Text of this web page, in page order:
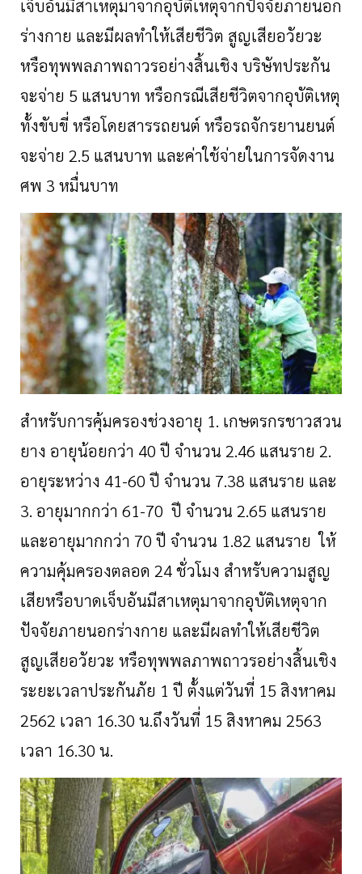
เจ็บอันมีสาเหตุมาจากอุบัติเหตุจากปัจจัยภายนอก
ร่างกาย และมีผลทำให้เสียชีวิต สูญเสียอวัยวะ
หรือทุพพลภาพถาวรอย่างสิ้นเชิง บริษัทประกัน
จะจ่าย 5 แสนบาท หรือกรณีเสียชีวิตจากอุบัติเหตุ
ทั้งขับขี่ หรือโดยสารรถยนต์ หรือรถจักรยานยนต์
จะจ่าย 2.5 แสนบาท และค่าใช้จ่ายในการจัดงาน
ศพ 3 หมื่นบาท
สำหรับการคุ้มครองช่วงอายุ 1. เกษตรกรชาวสวน
ยาง อายุน้อยกว่า 40 ปี จำนวน 2.46 แสนราย 2.
อายุระหว่าง 41-60 ปี จำนวน 7.38 แสนราย และ
3. อายุมากกว่า 61-70 ปี จำนวน 2.65 แสนราย
และอายุมากกว่า 70 ปี จำนวน 1.82 แสนราย ให้
ความคุ้มครองตลอด 24 ชั่วโมง สำหรับความสูญ
เสียหรือบาดเจ็บอันมีสาเหตุมาจากอุบัติเหตุจาก
ปัจจัยภายนอกร่างกาย และมีผลทำให้เสียชีวิต
สูญเสียอวัยวะ หรือทุพพลภาพถาวรอย่างสิ้นเชิง
ระยะเวลาประกันภัย 1 ปี ตั้งแต่วันที่ 15 สิงหาคม
2562 เวลา 16.30 น.ถึงวันที่ 15 สิงหาคม 2563
เวลา 16.30 น.